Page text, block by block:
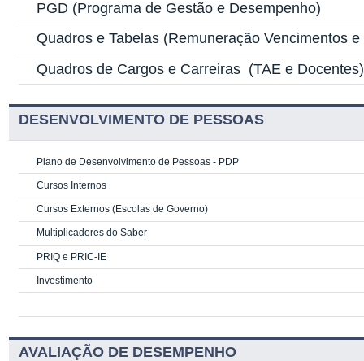
PGD (Programa de Gestão e Desempenho)
Quadros e Tabelas (Remuneração Vencimentos
Quadros de Cargos e Carreiras (TAE e Docentes)
DESENVOLVIMENTO DE PESSOAS
Plano de Desenvolvimento de Pessoas - PDP
Cursos Internos
Cursos Externos (Escolas de Governo)
Multiplicadores do Saber
PRIQ e PRIC-IE
Investimento
AVALIAÇÃO DE DESEMPENHO